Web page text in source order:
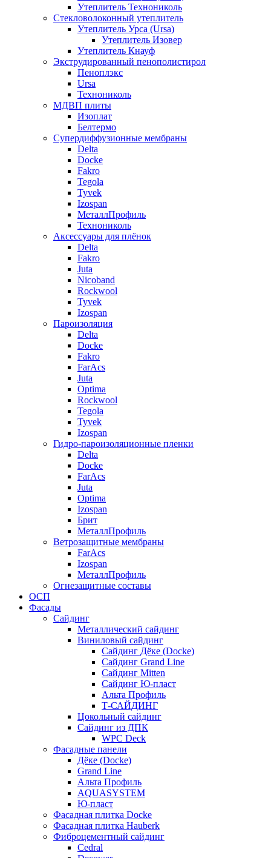
Утеплитель Технониколь
Стекловолоконный утеплитель
Утеплитель Урса (Ursa)
Утеплитель Изовер
Утеплитель Кнауф
Экструдированный пенополистирол
Пеноплэкс
Ursa
Технониколь
МДВП плиты
Изоплат
Белтермо
Супердиффузионные мембраны
Delta
Docke
Fakro
Tegola
Tyvek
Izospan
МеталлПрофиль
Технониколь
Аксессуары для плёнок
Delta
Fakro
Juta
Nicoband
Rockwool
Tyvek
Izospan
Пароизоляция
Delta
Docke
Fakro
FarAcs
Juta
Optima
Rockwool
Tegola
Tyvek
Izospan
Гидро-пароизоляционные пленки
Delta
Docke
FarAcs
Juta
Optima
Izospan
Брит
МеталлПрофиль
Ветрозащитные мембраны
FarAcs
Izospan
МеталлПрофиль
Огнезащитные составы
ОСП
Фасады
Сайдинг
Металлический сайдинг
Виниловый сайдинг
Сайдинг Дёке (Docke)
Сайдинг Grand Line
Сайдинг Mitten
Сайдинг Ю-пласт
Альта Профиль
Т-САЙДИНГ
Цокольный сайдинг
Сайдинг из ДПК
WPC Deck
Фасадные панели
Дёке (Docke)
Grand Line
Альта Профиль
AQUASYSTEM
Ю-пласт
Фасадная плитка Docke
Фасадная плитка Hauberk
Фиброцементный сайдинг
Cedral